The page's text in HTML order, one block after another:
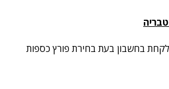
בחשבון בעת בחירת פורץ כספות